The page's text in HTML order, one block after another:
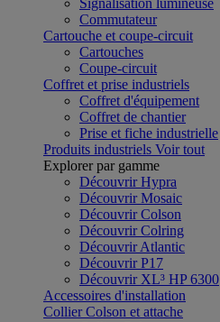
Signalisation lumineuse
Commutateur
Cartouche et coupe-circuit
Cartouches
Coupe-circuit
Coffret et prise industriels
Coffret d'équipement
Coffret de chantier
Prise et fiche industrielle
Produits industriels Voir tout
Explorer par gamme
Découvrir Hypra
Découvrir Mosaic
Découvrir Colson
Découvrir Colring
Découvrir Atlantic
Découvrir P17
Découvrir XL³ HP 6300
Accessoires d'installation
Collier Colson et attache